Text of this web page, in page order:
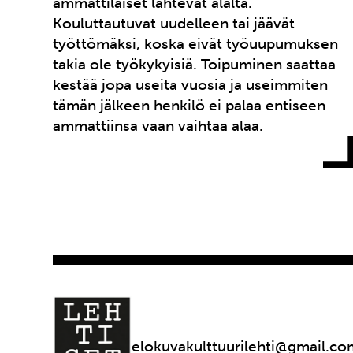
Kouluttautuvat uudelleen tai jäävät
työttömäksi, koska eivät työuupumuksen
takia ole työkykyisiä. Toipuminen saattaa
kestää jopa useita vuosia ja useimmiten
tämän jälkeen henkilö ei palaa entiseen
ammattiinsa vaan vaihtaa alaa.